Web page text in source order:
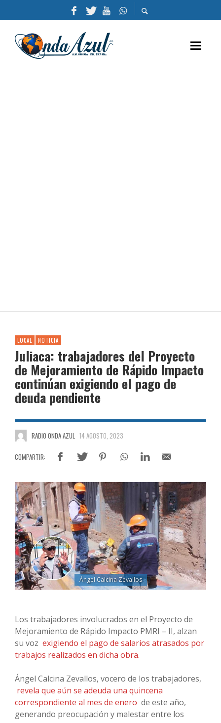
LOCAL NOTICIA
Juliaca: trabajadores del Proyecto
de Mejoramiento de Rápido Impacto
continúan exigiendo el pago de
deuda pendiente
RADIO ONDA AZUL 14 AGOSTO, 2023
Ángel Calcina Zevallos
Los trabajadores involucrados en el Proyecto de
Mejoramiento de Rápido Impacto PMRI – II, alzan
su voz exigiendo el pago de salarios atrasados por
trabajos realizados en dicha obra.
Ángel Calcina Zevallos, vocero de los trabajadores,
revela que aún se adeuda una quincena
correspondiente al mes de enero de este año,
generando preocupación y malestar entre los